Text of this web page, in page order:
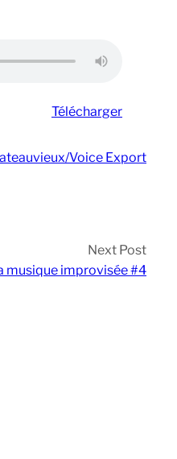
Télécharger
Voice Export
Next Post
musique improvisée #4